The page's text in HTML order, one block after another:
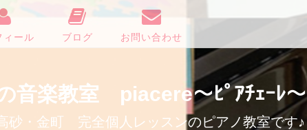
ィール ブログ お問い合わせ
音楽教室 piacere〜ﾋﾟｱﾁｪｰﾚ〜
砂・金町 完全個人レッスンのピアノ教室です♪